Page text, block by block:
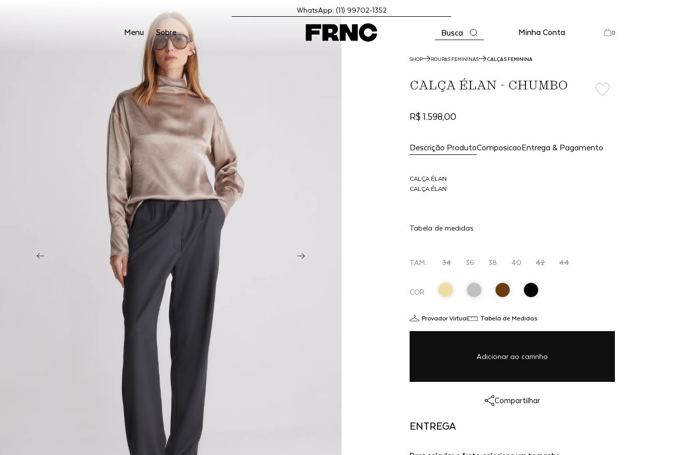
WhatsApp: (11) 99702-1352
Menu Sobre Busca Minha Conta 0
SHOP ROUPAS FEMININAS CALÇAS FEMININA
CALÇA ÉLAN - CHUMBO
R$ 1.598,00
Composicao
Descrição Produto Entrega & Pagamento
CALÇA ÉLAN
CALÇA ÉLAN
Tabela de medidas
TAM.: 34 36 38 40 42 44
COR
Provador Virtual Tabela de Medidas
Adicionar ao carrinho
Link copiado!
Redirecionando...
Compartilhar
ENTREGA